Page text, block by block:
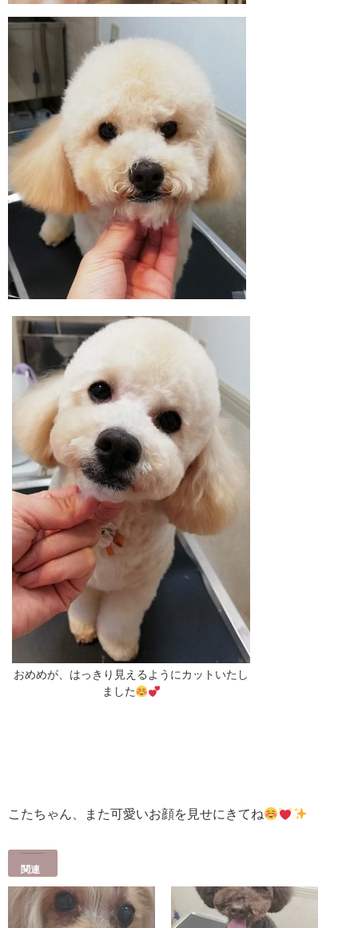
おめめが、はっきり見えるようにカットいたし
ました
こたちゃん、また可愛いお顔を見せにきてね
関連